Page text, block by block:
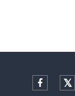
Facebook